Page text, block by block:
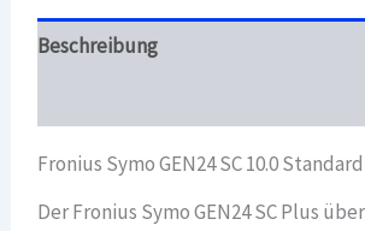
Beschreibung
Fronius Symo GEN24 SC 10.0 Standard
Der Fronius Symo GEN24 SC Plus